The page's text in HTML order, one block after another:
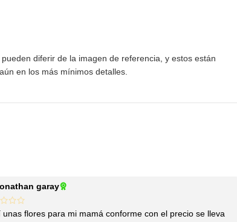
diferir de la imagen de referencia, y estos están
en los más mínimos detalles.
garay
unas flores para mi mamá conforme con el precio se lleva